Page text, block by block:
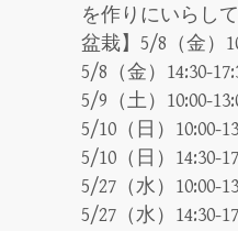
を作りにいらし
盆栽】5/8（金）
5/8（金）14:30-
5/9（土）10:00-
5/10（日）10:00-
5/10（日）14:30-
5/27（水）10:00-
5/27（水）14:30-